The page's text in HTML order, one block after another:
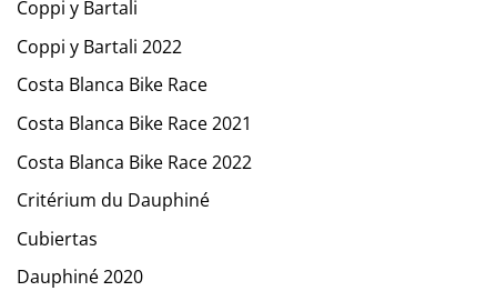
Coppi y Bartali
Coppi y Bartali 2022
Costa Blanca Bike Race
Costa Blanca Bike Race 2021
Costa Blanca Bike Race 2022
Critérium du Dauphiné
Cubiertas
Dauphiné 2020